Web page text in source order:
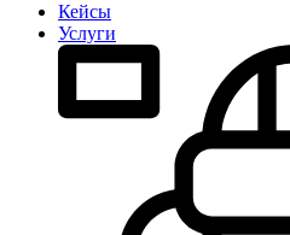
Кейсы
Услуги